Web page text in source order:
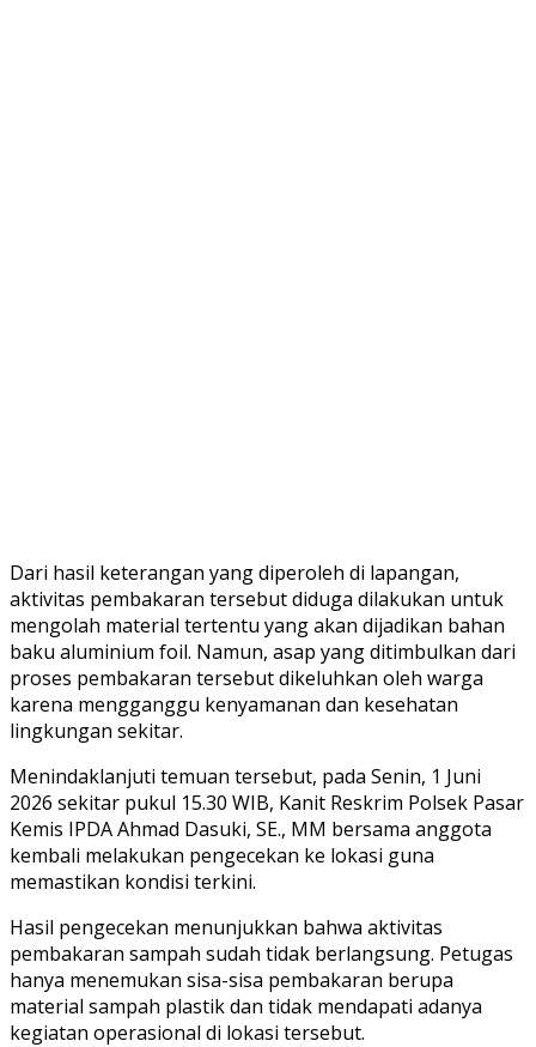
Dari hasil keterangan yang diperoleh di lapangan,
aktivitas pembakaran tersebut diduga dilakukan untuk
mengolah material tertentu yang akan dijadikan bahan
baku aluminium foil. Namun, asap yang ditimbulkan dari
proses pembakaran tersebut dikeluhkan oleh warga
karena mengganggu kenyamanan dan kesehatan
lingkungan sekitar.
Menindaklanjuti temuan tersebut, pada Senin, 1 Juni
2026 sekitar pukul 15.30 WIB, Kanit Reskrim Polsek Pasar
Kemis IPDA Ahmad Dasuki, SE., MM bersama anggota
kembali melakukan pengecekan ke lokasi guna
memastikan kondisi terkini.
Hasil pengecekan menunjukkan bahwa aktivitas
pembakaran sampah sudah tidak berlangsung. Petugas
hanya menemukan sisa-sisa pembakaran berupa
material sampah plastik dan tidak mendapati adanya
kegiatan operasional di lokasi tersebut.